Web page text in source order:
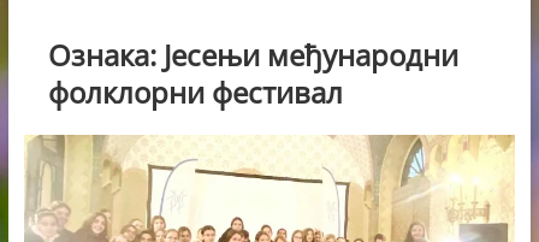
Ознака: Јесењи међународни
фолклорни фестивал